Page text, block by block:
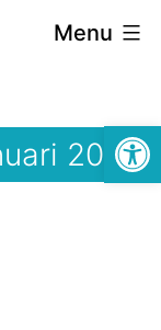
Menu
2003